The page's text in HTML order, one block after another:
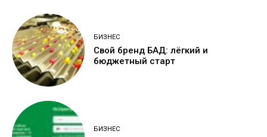
БИЗНЕС
Свой бренд БАД: лёгкий и
бюджетный старт
БИЗНЕС